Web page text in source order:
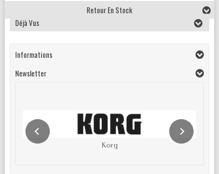
Retour En Stock
Déjà Vus
Informations
Newsletter
Korg